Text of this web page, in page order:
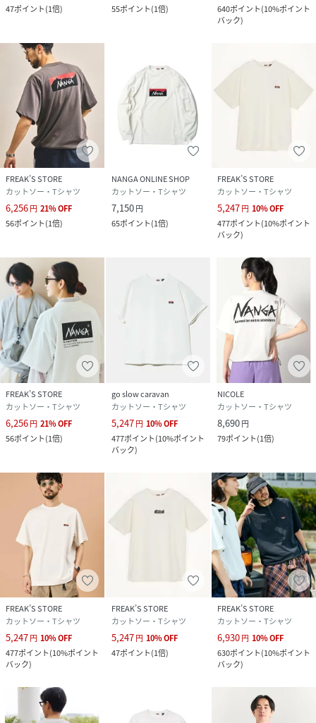
47ポイント(1倍)
55ポイント(1倍)
640ポイント(10%ポイント
バック)
FREAK’S STORE
カットソー・Tシャツ
6,256円 21%OFF
56ポイント(1倍)
NANGA ONLINE SHOP
カットソー・Tシャツ
7,150円
65ポイント(1倍)
FREAK’S STORE
カットソー・Tシャツ
5,247円 10%OFF
477ポイント(10%ポイント
バック)
FREAK’S STORE
カットソー・Tシャツ
6,256円 21%OFF
56ポイント(1倍)
go slow caravan
カットソー・Tシャツ
5,247円 10%OFF
477ポイント(10%ポイント
バック)
NICOLE
カットソー・Tシャツ
8,690円
79ポイント(1倍)
FREAK’S STORE
カットソー・Tシャツ
5,247円 10%OFF
477ポイント(10%ポイント
バック)
FREAK’S STORE
カットソー・Tシャツ
5,247円 10%OFF
47ポイント(1倍)
FREAK’S STORE
カットソー・Tシャツ
6,930円 10%OFF
630ポイント(10%ポイント
バック)